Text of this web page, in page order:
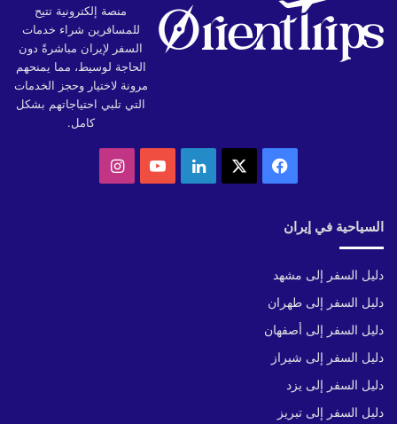
منصة إلكترونية تتيح
للمسافرين شراء خدمات
السفر لإيران مباشرةً دون
الحاجة لوسيط، مما يمنحهم
مرونة لاختيار وحجز الخدمات
التي تلبي احتياجاتهم بشكل
كامل.
فيسبوك لينكدإن‫YouTubeانستقرام
السياحية في إيران
دليل السفر إلى مشهد
دليل السفر إلى طهران
دليل السفر إلى أصفهان
دليل السفر إلى شيراز
دليل السفر إلى يزد
دليل السفر إلى تبريز